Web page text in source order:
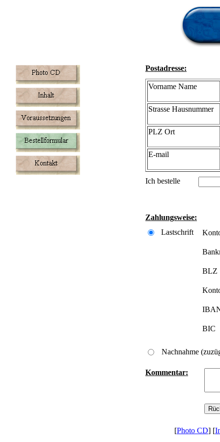
Postadresse:
Vorname Name
Strasse Hausnummer
PLZ Ort
E-mail
Ich bestelle
Zahlungsweise:
Lastschrift
BLZ
BIC
Nachnahme
Kommentar:
[Photo CD] [